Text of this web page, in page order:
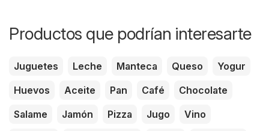
Productos que podrían interesarte
Juguetes Leche Manteca Queso
Yogur
Huevos
Aceite Pan Café
Chocolate
Salame
Jamón Pizza Jugo
Vino